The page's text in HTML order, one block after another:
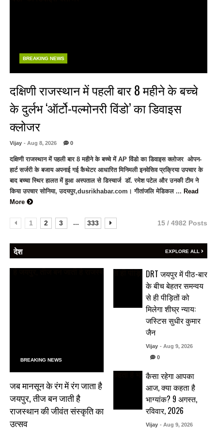
BREAKING NEWS
दक्षिणी राजस्थान में पहली बार 8 महीने के बच्चे
के दुर्लभ ‘ऑर्टो-पल्मोनरी विंडो’ का डिवाइस
क्लोजर
Vijay - Aug 8, 2026 0
दक्षिणी राजस्थान में पहली बार 8 महीने के बच्चे में AP विंडो का डिवाइस क्लोजर ओपन-
हार्ट सर्जरी के बजाय अपनाई गई कैथेटर आधारित मिनिमली इनवेसिव प्रक्रिया उपचार के
बाद बच्चा स्थिर हालत में हुआ अस्पताल से डिस्चार्ज डॉ. रमेश पटेल और उनकी टीम ने
किया उपचार सोनिया, उदयपुर,dusrikhabar.com। गीतांजलि मेडिकल ... Read
More
1 2 3 ... 333 15 / 4982 Posts
देश EXPLORE ALL
BREAKING NEWS
जब मानसून के रंग में रंग जाता है
जयपुर, तीज बन जाती है
राजस्थान की जीवंत संस्कृति का
उत्सव
DRT जयपुर में पीठ-बार
के बीच बेहतर समन्वय
से ही पीड़ितों को
मिलेगा शीघ्र न्याय:
जस्टिस सुधीर कुमार
जैन
Vijay - Aug 9, 2026
0
कैसा रहेगा आपका
आज, क्या कहता है
भाग्यांक? 9 अगस्त,
रविवार, 2026
Vijay - Aug 9, 2026